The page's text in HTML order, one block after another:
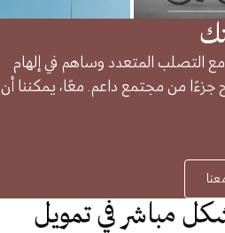
التصلب المتعدد وساهم في إلهام
جزءًا من مجتمع داعم. معًا، يمكننا أن
مباشر في تمويل